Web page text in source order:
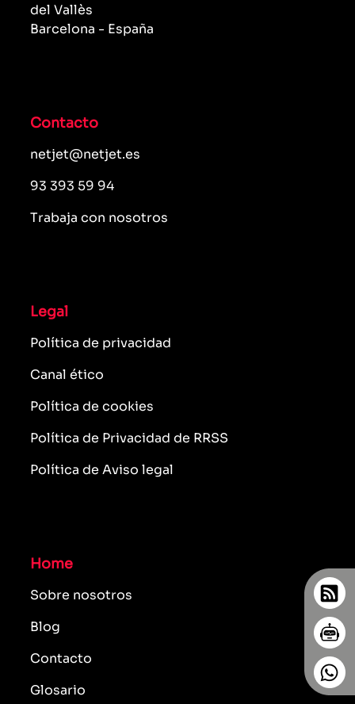
del Vallès
Barcelona - España
Contacto
netjet@netjet.es
93 393 59 94
Trabaja con nosotros
Legal
Política de privacidad
Canal ético
Política de cookies
Política de Privacidad de RRSS
Política de Aviso legal
Home
Sobre nosotros
Blog
Contacto
Glosario